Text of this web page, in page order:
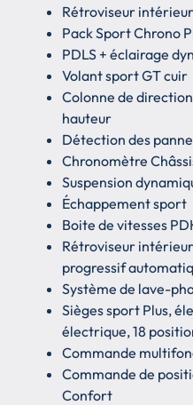
Rétroviseur
Pack Sport Chrono
PDLS + éclairage
Volant sport GT cuir
Colonne de
hauteur
Détection des
Chronomètre
Suspension
Échappement sport
Boite de vitesses
Rétroviseur
progressif
Système de lave-
Sièges sport Plus,
électrique, 18
Commande
Commande de
Confort